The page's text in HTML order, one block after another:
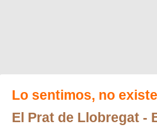
Lo sentimos, no
El Prat de Llobregat -